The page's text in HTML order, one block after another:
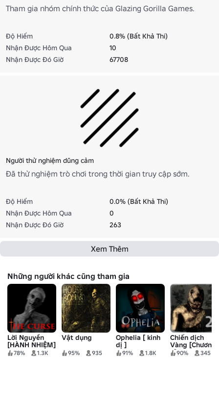
Tham gia nhóm chính thức của Glazing Gorilla Games.
Độ Hiếm
0.8% (Bất Khả Thi)
Nhận Được Hôm Qua
10
Nhận Được Đó Giờ
67708
Người thử nghiệm dũng cảm
Đã thử nghiệm trò chơi trong thời gian truy cập sớm.
Độ Hiếm
0.0% (Bất Khả Thi)
Nhận Được Hôm Qua
0
Nhận Được Đó Giờ
263
Xem Thêm
Những người khác cũng tham gia
Lời Nguyền
[HÀNH NHIỆM]
78% 1.3K
Vật dụng
95% 935
Ophelia [ kinh
dị ]
91% 1.8K
Chiến dịch
Vàng [Chương
2]90% 345